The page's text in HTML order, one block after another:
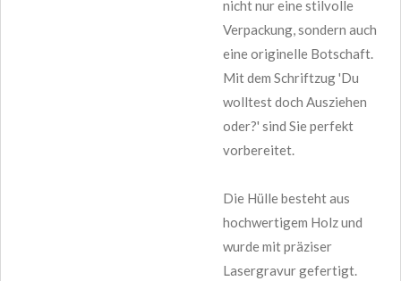
nicht nur eine stilvolle
Verpackung, sondern auch
eine originelle Botschaft.
Mit dem Schriftzug 'Du
wolltest doch Ausziehen
oder?' sind Sie perfekt
vorbereitet.
Die Hülle besteht aus
hochwertigem Holz und
wurde mit präziser
Lasergravur gefertigt.